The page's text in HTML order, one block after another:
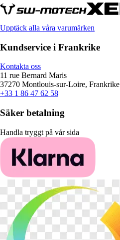
Upptäck alla våra varumärken
Kundservice i Frankrike
Kontakta oss
11 rue Bernard Maris
37270 Montlouis-sur-Loire, Frankrike
+33 1 86 47 62 58
Säker betalning
Handla tryggt på vår sida